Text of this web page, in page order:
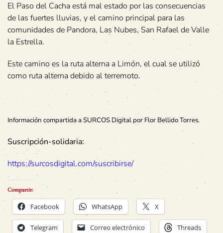
El Paso del Cacha está mal estado por las consecuencias
de las fuertes lluvias, y el camino principal para las
comunidades de Pandora, Las Nubes, San Rafael de Valle
la Estrella.
Este camino es la ruta alterna a Limón, el cual se utilizó
como ruta alterna debido al terremoto.
Información compartida a SURCOS Digital por Flor Bellido Torres.
Suscripción-solidaria:
https://surcosdigital.com/suscribirse/
Compartir:
Facebook WhatsApp X
Telegram Correo electrónico Threads